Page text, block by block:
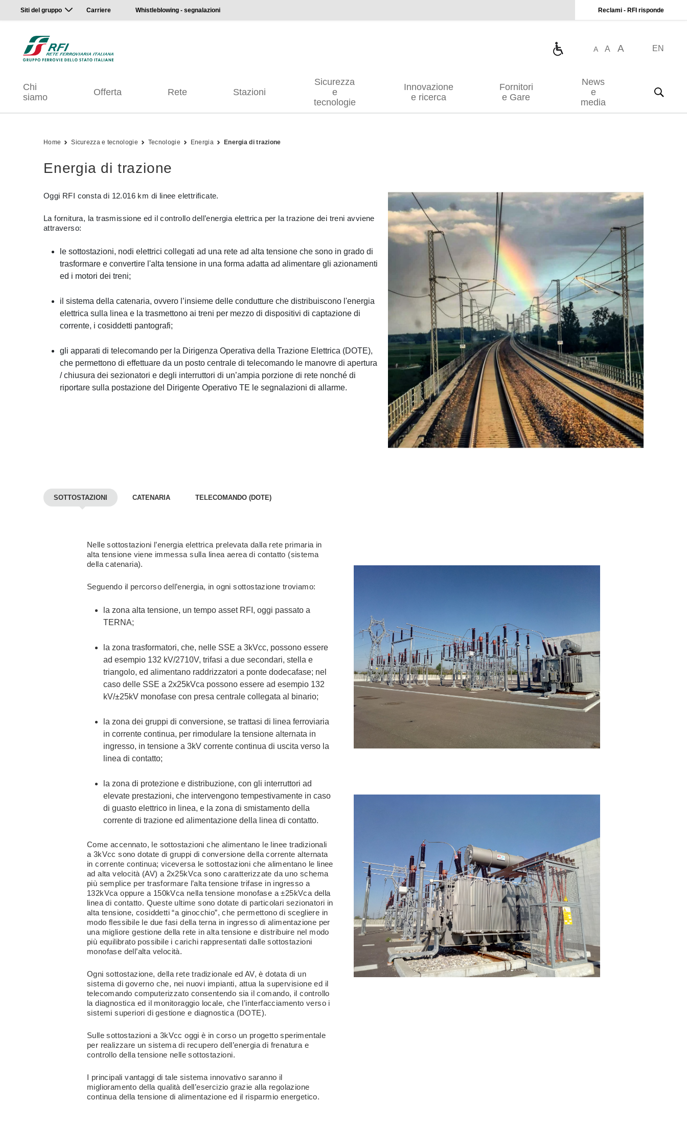
Siti del gruppo Carriere Whistleblowing - segnalazioni Reclami - RFI risponde
A A A EN
Chi
siamo
Offerta Rete Stazioni
Sicurezza
e
tecnologie
Innovazione
e ricerca
Fornitori
e Gare
News
e
media
Home Sicurezza e tecnologie Tecnologie Energia Energia di trazione
Energia di trazione
Oggi RFI consta di 12.016 km di linee elettrificate.
La fornitura, la trasmissione ed il controllo dell’energia elettrica per la trazione dei treni avviene
attraverso:
le sottostazioni, nodi elettrici collegati ad una rete ad alta tensione che sono in grado di
trasformare e convertire l'alta tensione in una forma adatta ad alimentare gli azionamenti
ed i motori dei treni;
il sistema della catenaria, ovvero l’insieme delle condutture che distribuiscono l'energia
elettrica sulla linea e la trasmettono ai treni per mezzo di dispositivi di captazione di
corrente, i cosiddetti pantografi;
gli apparati di telecomando per la Dirigenza Operativa della Trazione Elettrica (DOTE),
che permettono di effettuare da un posto centrale di telecomando le manovre di apertura
/ chiusura dei sezionatori e degli interruttori di un’ampia porzione di rete nonché di
riportare sulla postazione del Dirigente Operativo TE le segnalazioni di allarme.
SOTTOSTAZIONI CATENARIA TELECOMANDO (DOTE)
Nelle sottostazioni l’energia elettrica prelevata dalla rete primaria in
alta tensione viene immessa sulla linea aerea di contatto (sistema
della catenaria).
Seguendo il percorso dell’energia, in ogni sottostazione troviamo:
la zona alta tensione, un tempo asset RFI, oggi passato a
TERNA;
la zona trasformatori, che, nelle SSE a 3kVcc, possono essere
ad esempio 132 kV/2710V, trifasi a due secondari, stella e
triangolo, ed alimentano raddrizzatori a ponte dodecafase; nel
caso delle SSE a 2x25kVca possono essere ad esempio 132
kV/±25kV monofase con presa centrale collegata al binario;
la zona dei gruppi di conversione, se trattasi di linea ferroviaria
in corrente continua, per rimodulare la tensione alternata in
ingresso, in tensione a 3kV corrente continua di uscita verso la
linea di contatto;
la zona di protezione e distribuzione, con gli interruttori ad
elevate prestazioni, che intervengono tempestivamente in caso
di guasto elettrico in linea, e la zona di smistamento della
corrente di trazione ed alimentazione della linea di contatto.
Come accennato, le sottostazioni che alimentano le linee tradizionali
a 3kVcc sono dotate di gruppi di conversione della corrente alternata
in corrente continua; viceversa le sottostazioni che alimentano le linee
ad alta velocità (AV) a 2x25kVca sono caratterizzate da uno schema
più semplice per trasformare l’alta tensione trifase in ingresso a
132kVca oppure a 150kVca nella tensione monofase a ±25kVca della
linea di contatto. Queste ultime sono dotate di particolari sezionatori in
alta tensione, cosiddetti “a ginocchio”, che permettono di scegliere in
modo flessibile le due fasi della terna in ingresso di alimentazione per
una migliore gestione della rete in alta tensione e distribuire nel modo
più equilibrato possibile i carichi rappresentati dalle sottostazioni
monofase dell’alta velocità.
Ogni sottostazione, della rete tradizionale ed AV, è dotata di un
sistema di governo che, nei nuovi impianti, attua la supervisione ed il
telecomando computerizzato consentendo sia il comando, il controllo
la diagnostica ed il monitoraggio locale, che l’interfacciamento verso i
sistemi superiori di gestione e diagnostica (DOTE).
Sulle sottostazioni a 3kVcc oggi è in corso un progetto sperimentale
per realizzare un sistema di recupero dell’energia di frenatura e
controllo della tensione nelle sottostazioni.
I principali vantaggi di tale sistema innovativo saranno il
miglioramento della qualità dell’esercizio grazie alla regolazione
continua della tensione di alimentazione ed il risparmio energetico.